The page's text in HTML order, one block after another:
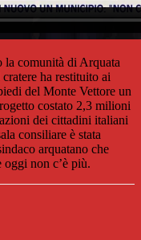
la comunità di Arquata
ha restituito ai
del Monte Vettore un
costato 2,3 milioni
dei cittadini italiani
consiliare è stata
arquatano che
non c’è più.